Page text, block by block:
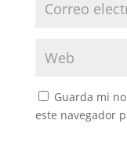
Guarda mi
este navegador